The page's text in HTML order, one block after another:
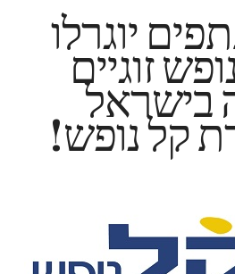
יוגרלו
זוגיים
בישראל
קל נופש!